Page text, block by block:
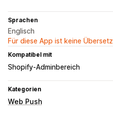
Sprachen
Englisch
Für diese App ist keine
Kompatibel mit
Shopify-Adminbereich
Kategorien
Web Push